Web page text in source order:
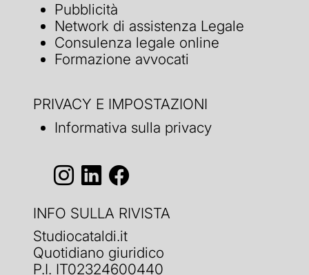
Pubblicità
Network di assistenza Legale
Consulenza legale online
Formazione avvocati
PRIVACY E IMPOSTAZIONI
Informativa sulla privacy
INFO SULLA RIVISTA
Studiocataldi.it
Quotidiano giuridico
P.I. IT02324600440